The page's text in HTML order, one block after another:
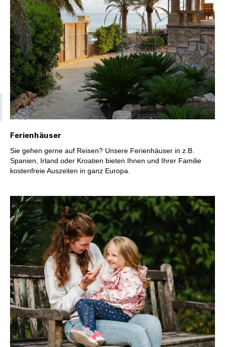
Ferienhäuser
Sie gehen gerne auf Reisen? Unsere Ferienhäuser in z.B.
Spanien, Irland oder Kroatien bieten Ihnen und Ihrer Familie
kostenfreie Auszeiten in ganz Europa.